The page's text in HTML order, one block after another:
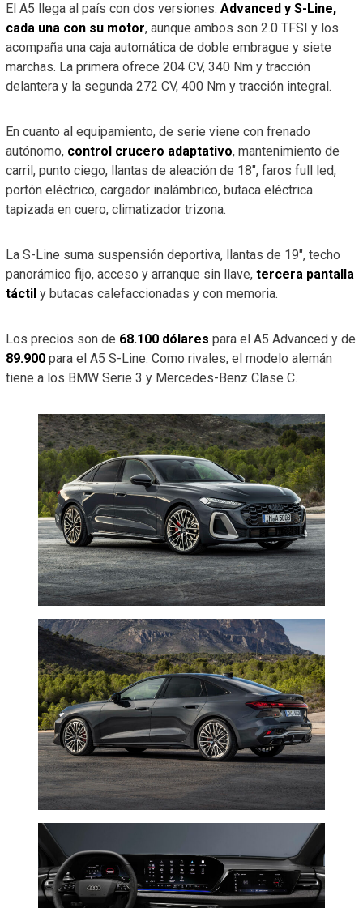
El A5 llega al país con dos versiones: Advanced y S-Line,
cada una con su motor, aunque ambos son 2.0 TFSI y los
acompaña una caja automática de doble embrague y siete
marchas. La primera ofrece 204 CV, 340 Nm y tracción
delantera y la segunda 272 CV, 400 Nm y tracción integral.
En cuanto al equipamiento, de serie viene con frenado
autónomo, control crucero adaptativo, mantenimiento de
carril, punto ciego, llantas de aleación de 18″, faros full led,
portón eléctrico, cargador inalámbrico, butaca eléctrica
tapizada en cuero, climatizador trizona.
La S-Line suma suspensión deportiva, llantas de 19″, techo
panorámico fijo, acceso y arranque sin llave, tercera pantalla
táctil y butacas calefaccionadas y con memoria.
Los precios son de 68.100 dólares para el A5 Advanced y de
89.900 para el A5 S-Line. Como rivales, el modelo alemán
tiene a los BMW Serie 3 y Mercedes-Benz Clase C.